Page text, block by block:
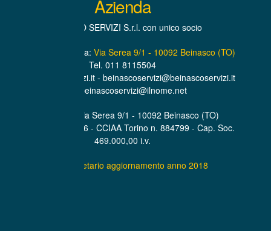
Azienda
BEINASCO SERVIZI S.r.l. con unico socio
Sede Amministrativa: Via Serea 9/1 - 10092 Beinasco (TO)
Tel. 011 8115504
www.beinascoservizi.it - beinascoservizi@beinascoservizi.it
PEC. beinascoservizi@ilnome.net
Sede Legale Via Serea 9/1 - 10092 Beinasco (TO)
P.IVA. 07319600016 - CCIAA Torino n. 884799 - Cap. Soc.
469.000,00 i.v.
Statuto societario aggiornamento anno 2018